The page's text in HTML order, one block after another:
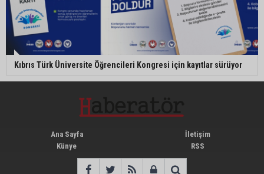
Kıbrıs Türk Üniversite Öğrencileri Kongresi için kayıtlar sürüyor
Ana Sayfa
Künye
İletişim
RSS